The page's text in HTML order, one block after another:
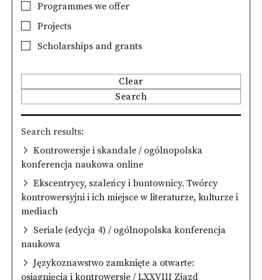
Programmes we offer
Projects
Scholarships and grants
Clear
Search
Search results
Kontrowersje i skandale / ogólnopolska
konferencja naukowa online
Ekscentrycy, szaleńcy i buntownicy. Twórcy
kontrowersyjni i ich miejsce w literaturze, kulturze i
mediach
Seriale (edycja 4) / ogólnopolska konferencja
naukowa
Językoznawstwo zamknięte a otwarte:
osiągnięcia i kontrowersje / LXXVIII Zjazd